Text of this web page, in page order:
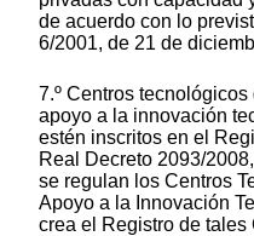
de acuerdo con lo
6/2001, de 21 de
7.º Centros
apoyo a la innovación
estén inscritos en el
Real Decreto 2093/
se regulan los Centros
Apoyo a la Innovación
crea el Registro de tales